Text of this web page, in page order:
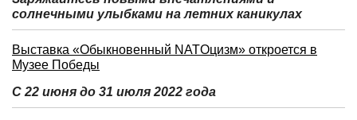
солнечными улыбками на летних каникулах
Выставка «Обыкновенный NATOцизм» откроется в
Музее Победы
С 22 июня до 31 июля 2022 года